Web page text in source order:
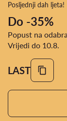
Posljednji dah ljeta!
Do -35%
Popust na
Vrijedi do 10.8.
LAST